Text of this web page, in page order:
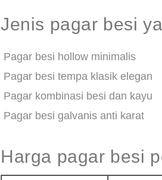
Jenis pagar besi
Pagar besi hollow minimalis
Pagar besi tempa klasik elegan
Pagar kombinasi besi dan kayu
Pagar besi galvanis anti karat
Harga pagar besi